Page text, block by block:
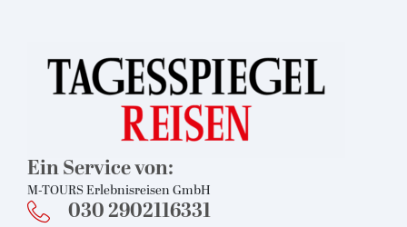
Suchen & Buchen
Ein Service von:
M-TOURS Erlebnisreisen GmbH
030 2902116331